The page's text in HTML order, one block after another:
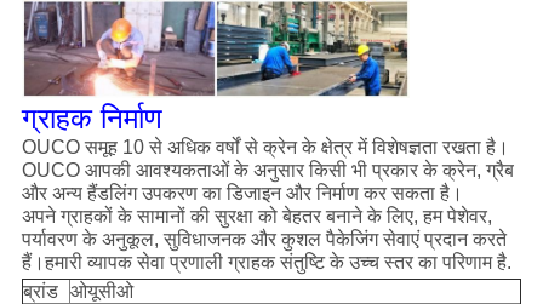
ग्राहक निर्माण
OUCO समूह 10 से अधिक वर्षों से क्रेन के क्षेत्र में विशेषज्ञता रखता है।
OUCO आपकी आवश्यकताओं के अनुसार किसी भी प्रकार के क्रेन, ग्रैब
और अन्य हैंडलिंग उपकरण का डिजाइन और निर्माण कर सकता है।
अपने ग्राहकों के सामानों की सुरक्षा को बेहतर बनाने के लिए, हम पेशेवर,
पर्यावरण के अनुकूल, सुविधाजनक और कुशल पैकेजिंग सेवाएं प्रदान करते
हैं।हमारी व्यापक सेवा प्रणाली ग्राहक संतुष्टि के उच्च स्तर का परिणाम है.
ब्रांड ओयूसीओ